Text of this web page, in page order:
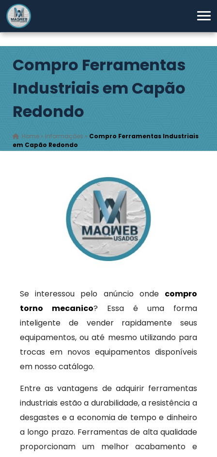
Compro Ferramentas
Industriais em Capão
Redondo
Home » Informações » Compro Ferramentas Industriais
em Capão Redondo
Se interessou pelo anúncio onde compro
torno mecanico? Essa é uma forma
inteligente de vender rapidamente seus
equipamentos, ou até mesmo utilizando para
trocas em novos equipamentos disponíveis
em nosso catálogo.
Entre as vantagens de adquirir ferramentas
industriais estão a durabilidade, a resistência a
desgastes e a economia de tempo e dinheiro
a longo prazo. Ferramentas de alta qualidade
proporcionam um melhor acabamento e